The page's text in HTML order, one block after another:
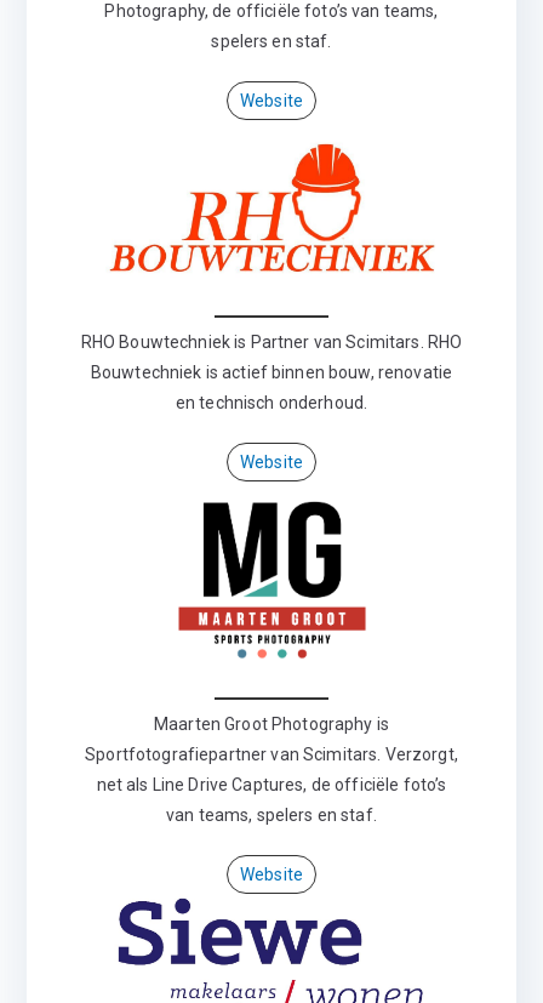
Photography, de officiële foto’s van teams,
spelers en staf.
Website
RHO Bouwtechniek is Partner van Scimitars. RHO
Bouwtechniek is actief binnen bouw, renovatie
en technisch onderhoud.
Website
Maarten Groot Photography is
Sportfotografiepartner van Scimitars. Verzorgt,
net als Line Drive Captures, de officiële foto’s
van teams, spelers en staf.
Website